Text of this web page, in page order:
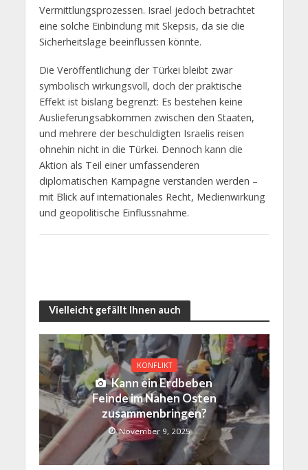
Vermittlungsprozessen. Israel jedoch betrachtet
eine solche Einbindung mit Skepsis, da sie die
Sicherheitslage beeinflussen könnte.
Die Veröffentlichung der Türkei bleibt zwar
symbolisch wirkungsvoll, doch der praktische
Effekt ist bislang begrenzt: Es bestehen keine
Auslieferungsabkommen zwischen den Staaten,
und mehrere der beschuldigten Israelis reisen
ohnehin nicht in die Türkei. Dennoch kann die
Aktion als Teil einer umfassenderen
diplomatischen Kampagne verstanden werden –
mit Blick auf internationales Recht, Medienwirkung
und geopolitische Einflussnahme.
Vielleicht gefällt Ihnen auch
KONFLIKT
Kann ein Erdbeben
Feinde im Nahen Osten
zusammenbringen?
November 9, 2025